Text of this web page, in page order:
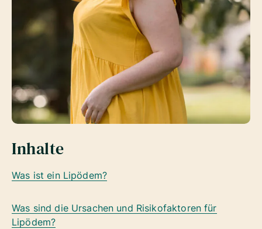
Inhalte
Was ist ein Lipödem?
Was sind die Ursachen und Risikofaktoren für
Lipödem?